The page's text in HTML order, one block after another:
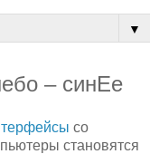
▼
– синЕе
со
становятся